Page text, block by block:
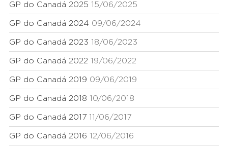
GP do Canadá 2025 15/06/2025
GP do Canadá 2024 09/06/2024
GP do Canadá 2023 18/06/2023
GP do Canadá 2022 19/06/2022
GP do Canadá 2019 09/06/2019
GP do Canadá 2018 10/06/2018
GP do Canadá 2017 11/06/2017
GP do Canadá 2016 12/06/2016